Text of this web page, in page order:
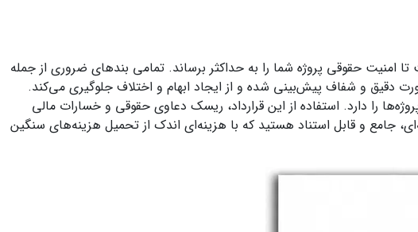
امنیت حقوقی پروژه شما را به حداکثر برساند. تمامی بندهای ضروری از جمله
دقیق و شفاف پیش‌بینی شده و از ایجاد ابهام و اختلاف جلوگیری می‌کند.
را دارد. استفاده از این قرارداد، ریسک دعاوی حقوقی و خسارات مالی
جامع و قابل استناد هستید که با هزینه‌ای اندک از تحمیل هزینه‌های سنگین